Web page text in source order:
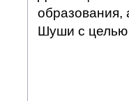
образования,
Шуши с целью